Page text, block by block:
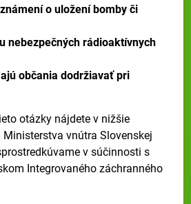
o uložení bomby či
nebezpečných rádioaktívnych
občania dodržiavať pri
otázky nájdete v nižšie
vnútra Slovenskej
v súčinnosti s
Integrovaného záchranného